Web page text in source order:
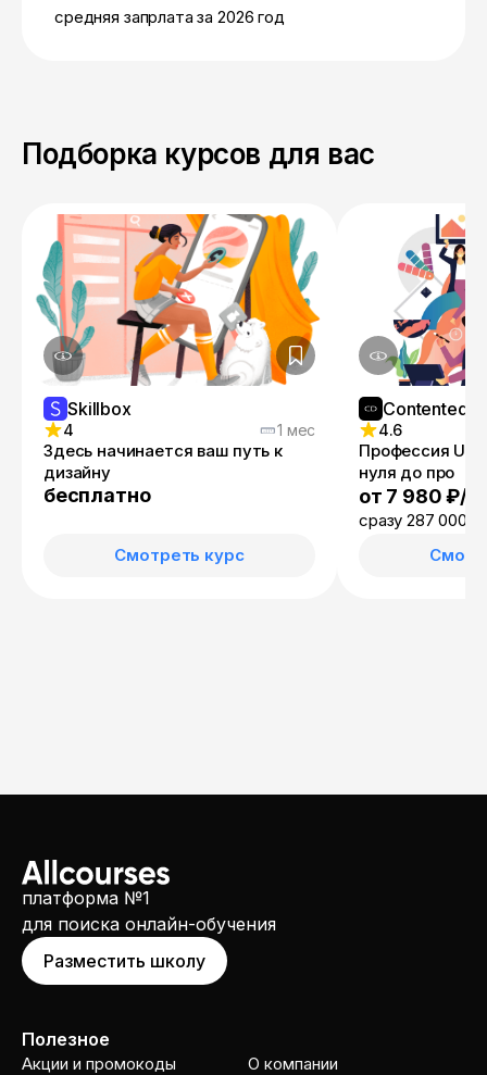
средняя запрлата за 2026 год
Подборка курсов для вас
Skillbox
4 1 мес
Здесь начинается ваш путь к
дизайну
бесплатно
Смотреть курс
Contented
4.6
Профессия
нуля до про
от 7 980 ₽/
сразу 287 000 ₽
платформа №1
для поиска онлайн-обучения
Разместить школу
Полезное
Акции и промокоды
О компании